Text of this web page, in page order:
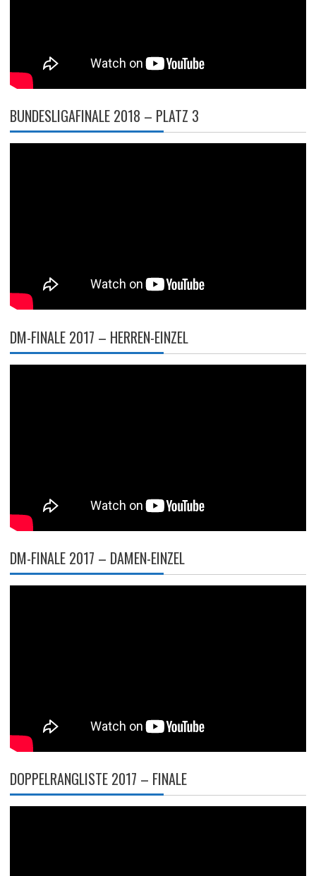
BUNDESLIGAFINALE 2018 – PLATZ 3
DM-FINALE 2017 – HERREN-EINZEL
DM-FINALE 2017 – DAMEN-EINZEL
DOPPELRANGLISTE 2017 – FINALE